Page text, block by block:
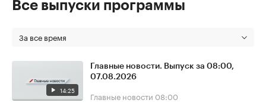
Все выпуски программы
За все время
14:25
Главные новости. Выпуск за 08:00,
07.08.2026
Главные новости 08:00